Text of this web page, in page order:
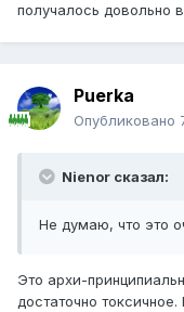
получалось довольно
Puerka
Опубликовано
Nienor сказал:
Не думаю, что это
Это архи-
достаточно